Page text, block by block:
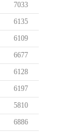
7033
6135
6109
6677
6128
6197
5810
6886